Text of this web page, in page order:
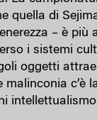
quella di
– è più
i sistemi
oggetti
malinconia c’è